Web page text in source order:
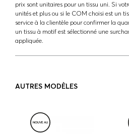
prix sont unitaires pour un tissu uni. Si
unités et plus ou si le COM choisi est un
service à la clientèle pour confirmer la
un tissu à motif est sélectionné une
appliquée.
AUTRES MODÈLES
NOUVEAU